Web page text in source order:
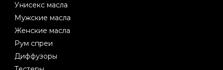
Унисекс масла
Мужские масла
Женские масла
Рум спреи
Диффузоры